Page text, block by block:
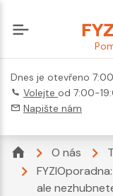
Dnes je otevřeno
Volejte od 7:00-
Napište nám
O nás
ale